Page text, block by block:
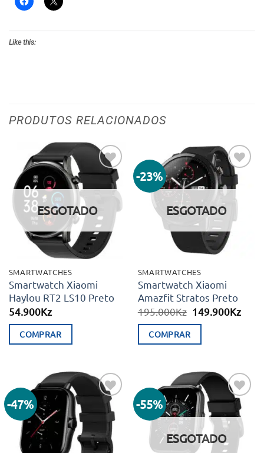
Like this:
PRODUTOS RELACIONADOS
Adicionar
aos meus
ESGOTADO
SMARTWATCHES
Smartwatch Xiaomi
Haylou RT2 LS10 Preto
54.900Kz
COMPRAR
-23%
Adicionar
aos meus
desejos
ESGOTADO
SMARTWATCHES
Smartwatch Xiaomi
Amazfit Stratos Preto
195.000Kz O
era:
149.900KzO
COMPRAR
-47%
Adicionar
aos meus
desejos
-55%
Adicionar
aos meus
desejos
ESGOTADO